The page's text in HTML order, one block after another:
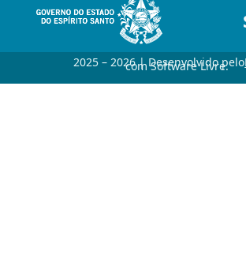
2025 – 2026 | Desenvolvido pelo
com Software Livre.